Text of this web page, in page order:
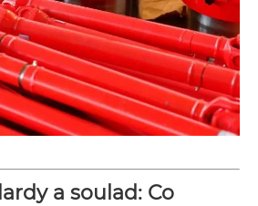
a soulad: Co